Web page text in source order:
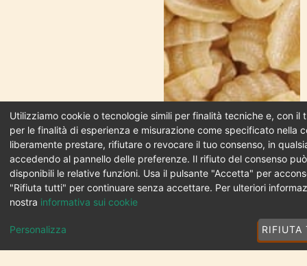
Utilizziamo cookie o tecnologie simili per finalità tecniche e, con il
per le finalità di esperienza e misurazione come specificato nella
liberamente prestare, rifiutare o revocare il tuo consenso, in
accedendo al pannello delle preferenze. Il rifiuto del consenso
disponibili le relative funzioni. Usa il pulsante "Accetta" per
"Rifiuta tutti" per continuare senza accettare. Per ulteriori
nostra informativa sui cookie
Personalizza RIFIUTA